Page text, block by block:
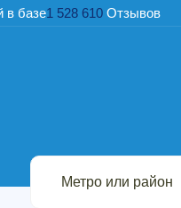
в базе1 528 610 Отзывов